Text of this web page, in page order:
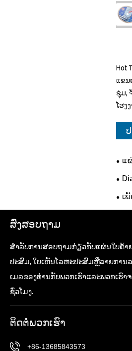
Hot
ແຂນ
ຊຸ່ມ,
ໂຮງ
ແ
ມີດ
ເ
ຄ້າ
ສົ່ງສອບຖາມ
ສໍາ​ລັບ​ການ​ສອບ​ຖາມ​ກ່ຽວ​ກັບ​ແຜ່ນ​ໃບ​ຄ້າ
ປະສົມ​, ໃບ​ເຫັນ​ໂລຫະ​ປະສົມ​ຫຼື​ລາຍ​ການ​
ເມລ​ຂອງ​ທ່ານ​ກັບ​ພວກ​ເຮົາ​ແລະ​ພວກ​ເຮົາ​
ຊົ່ວ​ໂມງ​.
ຕິດ​ຕໍ່​ພວກ​ເຮົາ
+86-13685843573